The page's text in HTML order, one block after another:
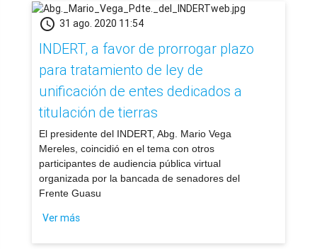
schedule 31 ago. 2020 11:54
INDERT, a favor de prorrogar plazo
para tratamiento de ley de
unificación de entes dedicados a
titulación de tierras
​El presidente del INDERT, Abg. Mario Vega
Mereles, coincidió en el tema con otros
participantes de audiencia pública virtual
organizada por la bancada de senadores del
Frente Guasu
Ver más